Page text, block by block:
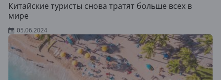
Китайские туристы снова тратят больше всех в
мире
05.06.2024